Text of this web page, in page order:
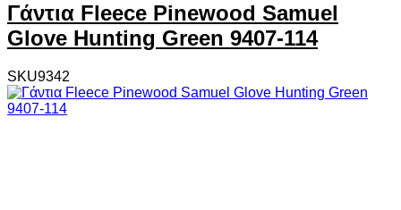
Γάντια Fleece Pinewood Samuel
Glove Hunting Green 9407-114
SKU9342